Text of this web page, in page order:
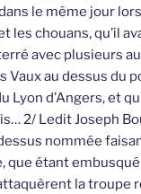
le même jour
les chouans, qu’il
avec plusieurs
Vaux au dessus du
Lyon d’Angers, et
2/ Ledit Joseph
dessus nommée
que étant
la troupe